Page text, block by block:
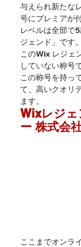
与えられ新たな
号にプレミアが
レベルは全部で
ジェンド」です。
このWix レジェ
していない称号で
この称号を持っ
て、高いクオリ
ます。
Wixレジェ
ー 株式会
ここまでオンラ